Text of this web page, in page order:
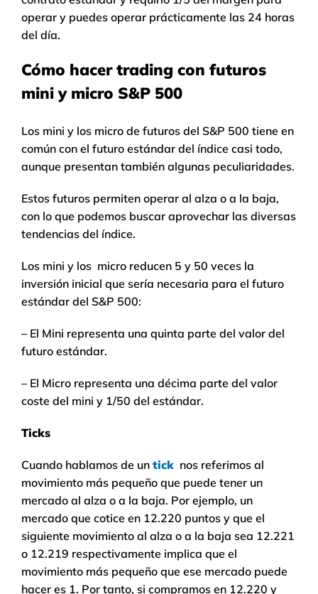
operar y puedes operar prácticamente las 24 horas
del día.
Cómo hacer trading con futuros
mini y micro S&P 500
Los mini y los micro de futuros del S&P 500 tiene en
común con el futuro estándar del índice casi todo,
aunque presentan también algunas peculiaridades.
Estos futuros permiten operar al alza o a la baja,
con lo que podemos buscar aprovechar las diversas
tendencias del índice.
Los mini y los micro reducen 5 y 50 veces la
inversión inicial que sería necesaria para el futuro
estándar del S&P 500:
– El Mini representa una quinta parte del valor del
futuro estándar.
– El Micro representa una décima parte del valor
coste del mini y 1/50 del estándar.
Ticks
Cuando hablamos de un tick nos referimos al
movimiento más pequeño que puede tener un
mercado al alza o a la baja. Por ejemplo, un
mercado que cotice en 12.220 puntos y que el
siguiente movimiento al alza o a la baja sea 12.221
o 12.219 respectivamente implica que el
movimiento más pequeño que ese mercado puede
hacer es 1. Por tanto, si compramos en 12.220 y